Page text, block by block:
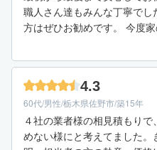
職人さん達もみんな丁寧で
方はぜひお勧めです。 今度
しくお願いいたします。 本
4.3
60代/男性/栃木県佐野市/築15年
４社の業者様の相見積もり
めない様にと考えてました